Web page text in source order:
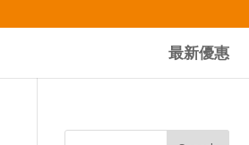
最新優惠